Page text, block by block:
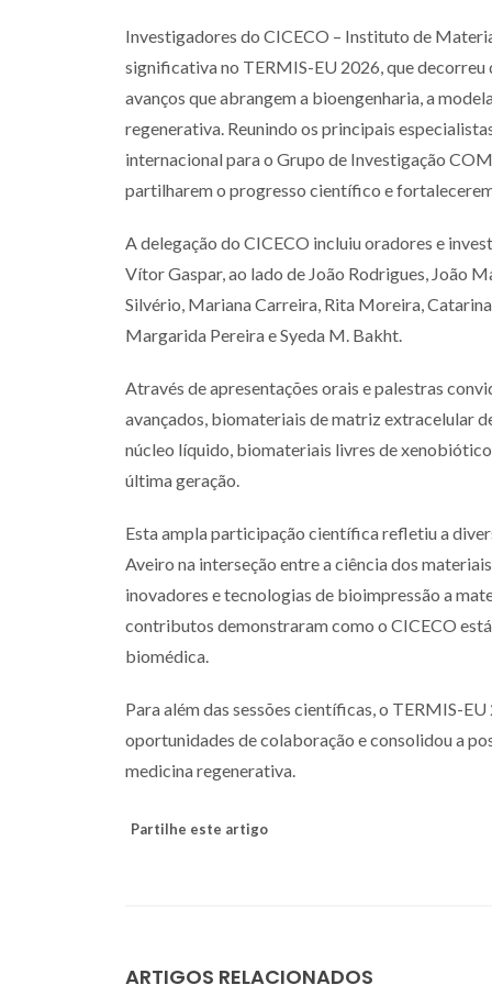
Investigadores do CICECO – Instituto de
significativa no TERMIS-EU 2026, que decorreu
avanços que abrangem a bioengenharia, a
regenerativa. Reunindo os principais
internacional para o Grupo de Investigação
partilharem o progresso científico e
A delegação do CICECO incluiu oradores e
Vítor Gaspar, ao lado de João Rodrigues, João
Silvério, Mariana Carreira, Rita Moreira,
Margarida Pereira e Syeda M. Bakht.
Através de apresentações orais e palestras
avançados, biomateriais de matriz extracelular
núcleo líquido, biomateriais livres de
última geração.
Esta ampla participação científica refletiu a
Aveiro na interseção entre a ciência dos
inovadores e tecnologias de bioimpressão a
contributos demonstraram como o CICECO
biomédica.
Para além das sessões científicas, o TERMIS-
oportunidades de colaboração e consolidou a
medicina regenerativa.
Partilhe este artigo
ARTIGOS RELACIONADOS